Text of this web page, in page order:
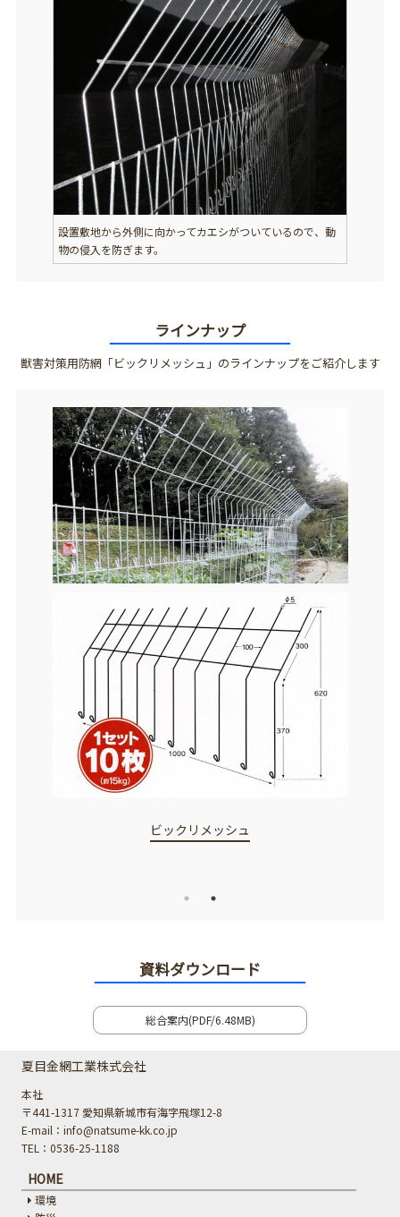
設置敷地から外側に向かってカエシがついているので、動
物の侵入を防ぎます。
ラインナップ
獣害対策用防網「ビックリメッシュ」のラインナップをご紹介します
ビックリメッシュ
資料ダウンロード
総合案内(PDF/6.48MB)
夏目金網工業株式会社
本社
〒441-1317 愛知県新城市有海字飛塚12-8
E-mail：info@natsume-kk.co.jp
TEL：0536-25-1188
HOME
環境